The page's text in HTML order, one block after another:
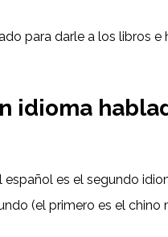
para darle a los libros e
idioma
español es el segundo
(el primero es el chino